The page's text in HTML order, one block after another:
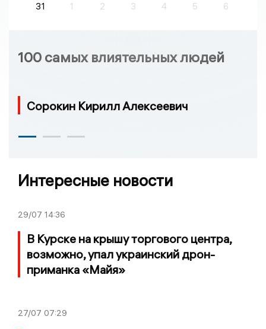
31
1 2 3 4 5 6
100 самых влиятельных людей
Сорокин Кирилл Алексеевич
Интересные новости
29/07 14:36
В Курске на крышу торгового центра,
возможно, упал украинский дрон-
приманка «Майя»
27/07 07:29